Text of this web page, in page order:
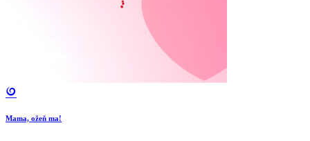
Mama, ožeň ma!